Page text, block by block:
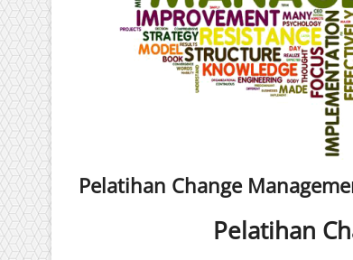
Pelatihan Change
Pelatihan